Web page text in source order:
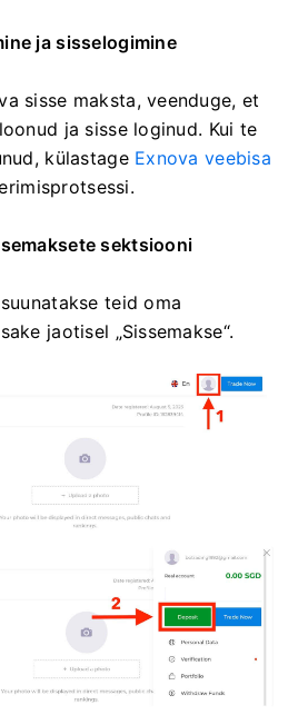
ja sisselogimine
sisse maksta, veenduge, et
ja sisse loginud. Kui te
külastage Exnova veebisa
sektsiooni
teid oma
jaotisel „Sissemakse“.